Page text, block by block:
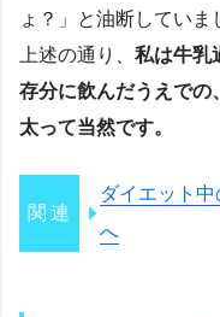
ょ？」と油断していま
上述の通り、 私は牛乳
存分に飲んだうえでの
太って当然です。
ダイエット
へ